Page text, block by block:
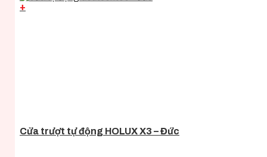
+
Cửa trượt tự động HOLUX X3 – Đức